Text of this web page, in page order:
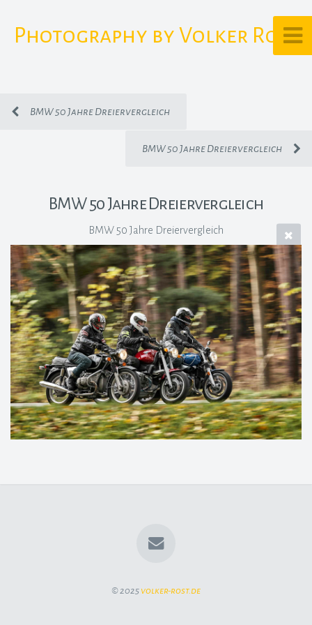
Photography by Volker Rost
BMW 50 Jahre Dreiervergleich
BMW 50 Jahre Dreiervergleich
BMW 50 Jahre Dreiervergleich
BMW 50 Jahre Dreiervergleich
© 2025 volker-rost.de